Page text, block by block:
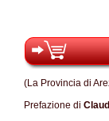
(La Provincia di
Prefazione di